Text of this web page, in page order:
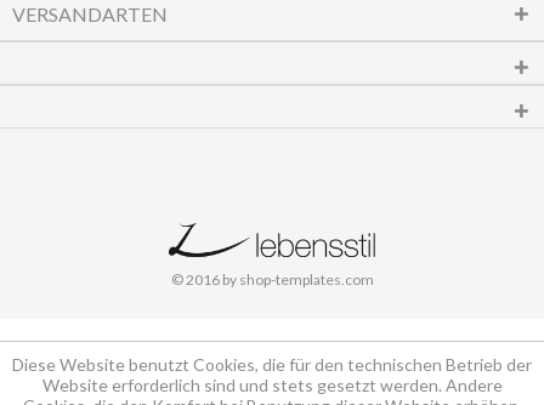
VERSANDARTEN
© 2016 by shop-templates.com
Diese Website benutzt Cookies, die für den technischen Betrieb der
Website erforderlich sind und stets gesetzt werden. Andere